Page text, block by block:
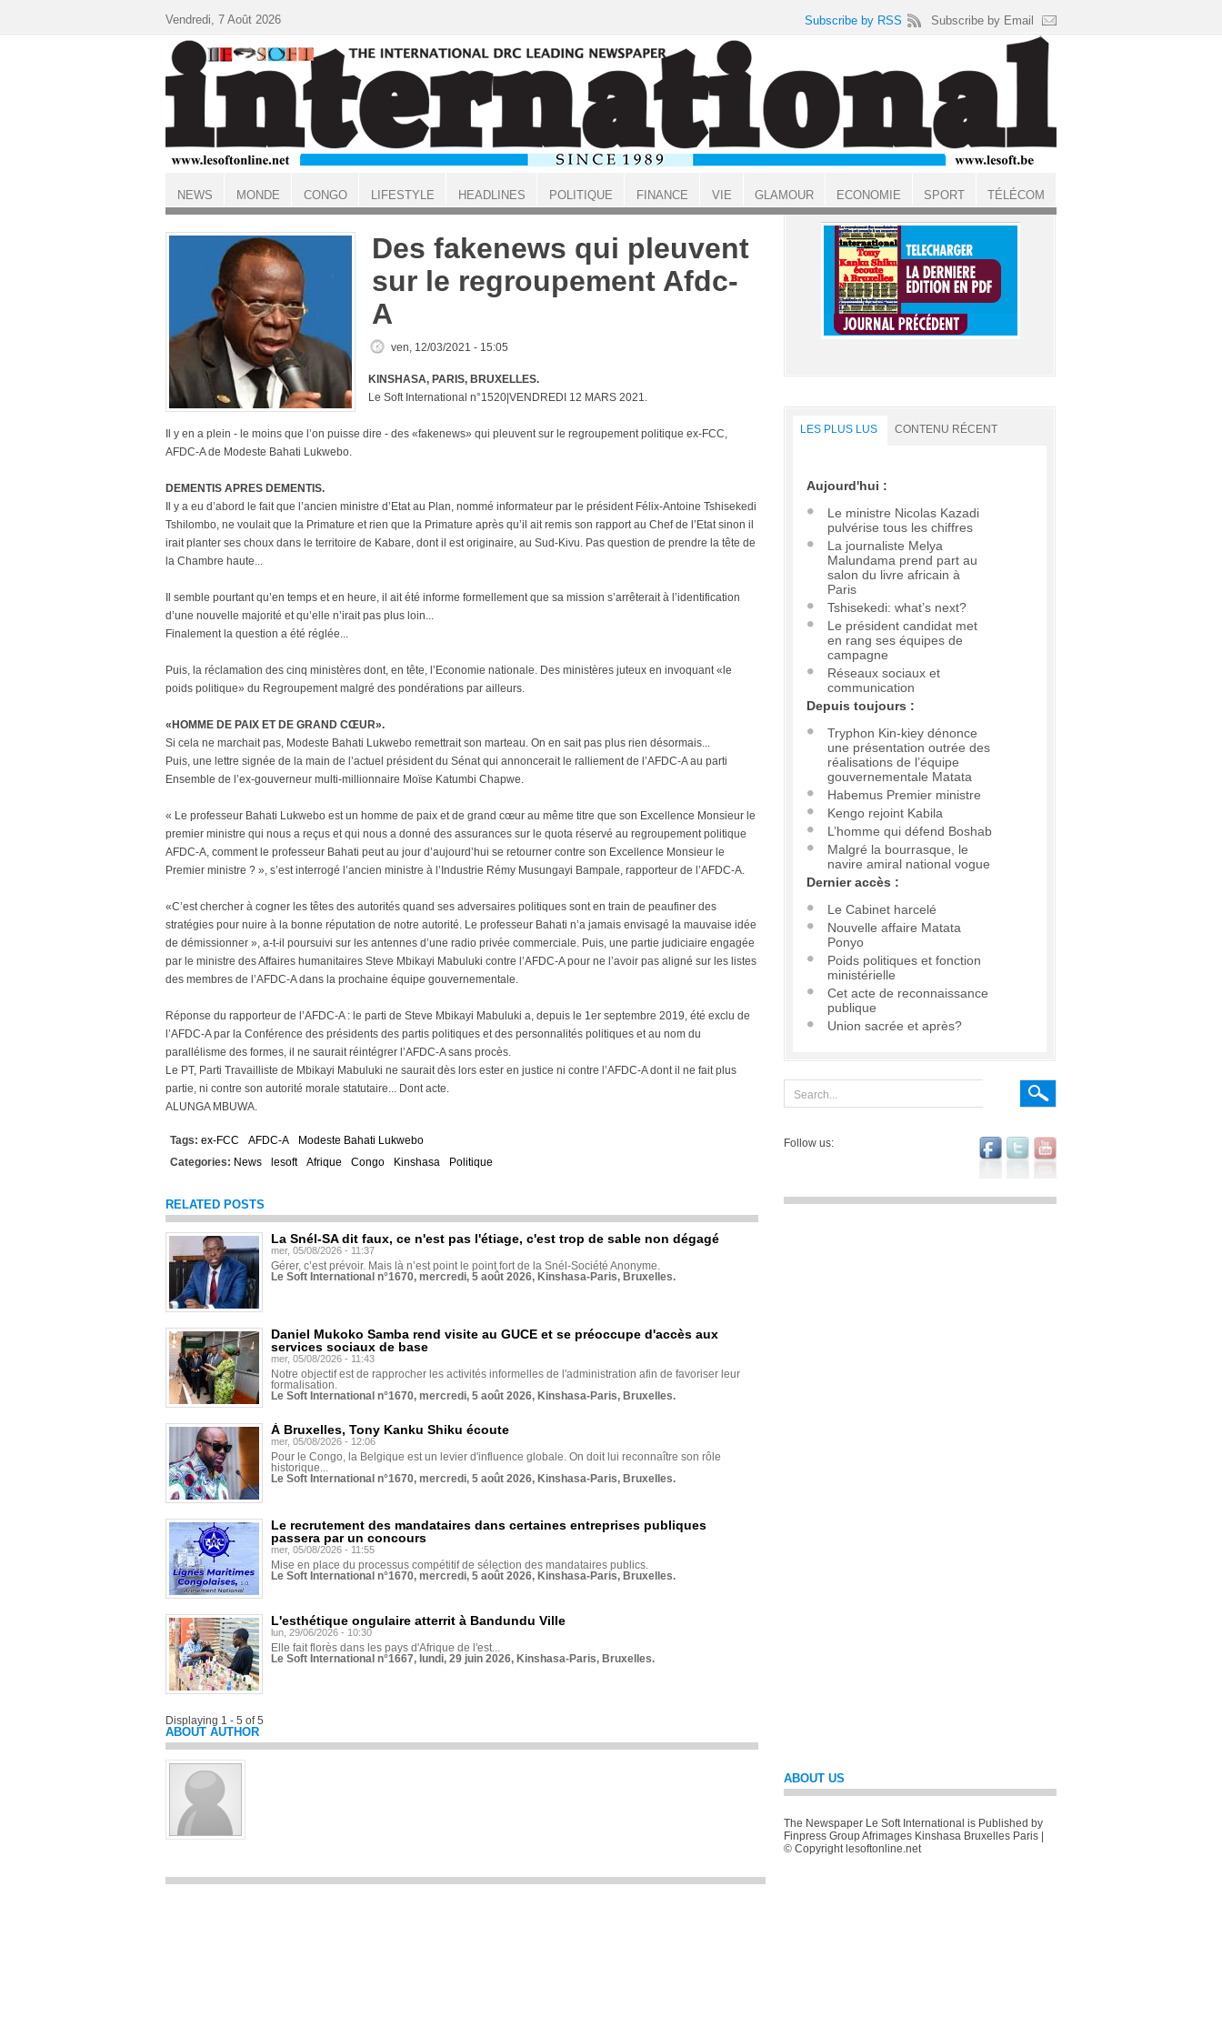
ACCUEIL
Des fakenews qui pleuvent
sur le regroupement Afdc-
A
ven, 12/03/2021 - 15:05
KINSHASA, PARIS, BRUXELLES.
Le Soft International n°1520|VENDREDI 12 MARS 2021.
Il y en a plein - le moins que l’on puisse dire - des «fakenews» qui pleuvent sur le regroupement politique ex-FCC,
AFDC-A de Modeste Bahati Lukwebo.
DEMENTIS APRES DEMENTIS.
Il y a eu d’abord le fait que l’ancien ministre d’Etat au Plan, nommé informateur par le président Félix-Antoine Tshisekedi
Tshilombo, ne voulait que la Primature et rien que la Primature après qu’il ait remis son rapport au Chef de l’Etat sinon il
irait planter ses choux dans le territoire de Kabare, dont il est originaire, au Sud-Kivu. Pas question de prendre la tête de
la Chambre haute...
Il semble pourtant qu’en temps et en heure, il ait été informe formellement que sa mission s’arrêterait à l’identification
d’une nouvelle majorité et qu’elle n’irait pas plus loin...
Finalement la question a été réglée...
Puis, la réclamation des cinq ministères dont, en tête, l’Economie nationale. Des ministères juteux en invoquant «le
poids politique» du Regroupement malgré des pondérations par ailleurs.
«HOMME DE PAIX ET DE GRAND CŒUR».
Si cela ne marchait pas, Modeste Bahati Lukwebo remettrait son marteau. On en sait pas plus rien désormais...
Puis, une lettre signée de la main de l’actuel président du Sénat qui annoncerait le ralliement de l’AFDC-A au parti
Ensemble de l’ex-gouverneur multi-millionnaire Moïse Katumbi Chapwe.
« Le professeur Bahati Lukwebo est un homme de paix et de grand cœur au même titre que son Excellence Monsieur le
premier ministre qui nous a reçus et qui nous a donné des assurances sur le quota réservé au regroupement politique
AFDC-A, comment le professeur Bahati peut au jour d’aujourd’hui se retourner contre son Excellence Monsieur le
Premier ministre ? », s’est interrogé l’ancien ministre à l’Industrie Rémy Musungayi Bampale, rapporteur de l’AFDC-A.
«C’est chercher à cogner les têtes des autorités quand ses adversaires politiques sont en train de peaufiner des
stratégies pour nuire à la bonne réputation de notre autorité. Le professeur Bahati n’a jamais envisagé la mauvaise idée
de démissionner », a-t-il poursuivi sur les antennes d’une radio privée commerciale. Puis, une partie judiciaire engagée
par le ministre des Affaires humanitaires Steve Mbikayi Mabuluki contre l’AFDC-A pour ne l’avoir pas aligné sur les listes
des membres de l’AFDC-A dans la prochaine équipe gouvernementale.
Réponse du rapporteur de l’AFDC-A : le parti de Steve Mbikayi Mabuluki a, depuis le 1er septembre 2019, été exclu de
l’AFDC-A par la Conférence des présidents des partis politiques et des personnalités politiques et au nom du
parallélisme des formes, il ne saurait réintégrer l’AFDC-A sans procès.
Le PT, Parti Travailliste de Mbikayi Mabuluki ne saurait dès lors ester en justice ni contre l’AFDC-A dont il ne fait plus
partie, ni contre son autorité morale statutaire... Dont acte.
ALUNGA MBUWA.
Tags: ex-FCC AFDC-A
Modeste Bahati Lukwebo
Categories: News lesoft Afrique Congo Kinshasa Politique
RELATED POSTS
La Snél-SA dit faux, ce n'est pas l'étiage, c'est trop de sable non dégagé
mer, 05/08/2026 - 11:37
Gérer, c’est prévoir. Mais là n’est point le point fort de la Snél-Société Anonyme.
Le Soft International n°1670, mercredi, 5 août 2026, Kinshasa-Paris, Bruxelles.
Daniel Mukoko Samba rend visite au GUCE et se préoccupe d'accès aux
services sociaux de base
mer, 05/08/2026 - 11:43
Notre objectif est de rapprocher les activités informelles de l'administration afin de favoriser leur
formalisation.
Le Soft International n°1670, mercredi, 5 août 2026, Kinshasa-Paris, Bruxelles.
À Bruxelles, Tony Kanku Shiku écoute
mer, 05/08/2026 - 12:06
Pour le Congo, la Belgique est un levier d'influence globale. On doit lui reconnaître son rôle
historique...
Le Soft International n°1670, mercredi, 5 août 2026, Kinshasa-Paris, Bruxelles.
Le recrutement des mandataires dans certaines entreprises publiques
passera par un concours
mer, 05/08/2026 - 11:55
Mise en place du processus compétitif de sélection des mandataires publics.
Le Soft International n°1670, mercredi, 5 août 2026, Kinshasa-Paris, Bruxelles.
L'esthétique ongulaire atterrit à Bandundu Ville
lun, 29/06/2026 - 10:30
Elle fait florès dans les pays d'Afrique de l'est...
Le Soft International n°1667, lundi, 29 juin 2026, Kinshasa-Paris, Bruxelles.
Displaying 1 - 5 of 5
ABOUT AUTHOR
LES PLUS LUS CONTENU RÉCENT
Aujourd'hui :
Le ministre Nicolas Kazadi
pulvérise tous les chiffres
La journaliste Melya
Malundama prend part au
salon du livre africain à
Paris
Tshisekedi: what’s next?
Le président candidat met
en rang ses équipes de
campagne
Réseaux sociaux et
communication
Depuis toujours :
Tryphon Kin-kiey dénonce
une présentation outrée des
réalisations de l’équipe
gouvernementale Matata
Habemus Premier ministre
Kengo rejoint Kabila
L’homme qui défend Boshab
Malgré la bourrasque, le
navire amiral national vogue
Dernier accès :
Le Cabinet harcelé
Nouvelle affaire Matata
Ponyo
Poids politiques et fonction
ministérielle
Cet acte de reconnaissance
publique
Union sacrée et après?
Follow us:
ABOUT US
The Newspaper Le Soft International is Published by
Finpress Group Afrimages Kinshasa Bruxelles Paris |
© Copyright lesoftonline.net
Vendredi, 7 Août 2026 Subscribe by RSS Subscribe by Email
NEWS MONDE CONGO LIFESTYLE HEADLINES POLITIQUE FINANCE VIE GLAMOUR ECONOMIE SPORT TÉLÉCOM